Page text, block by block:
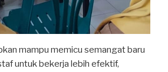
mampu memicu semangat baru
untuk bekerja lebih efektif,